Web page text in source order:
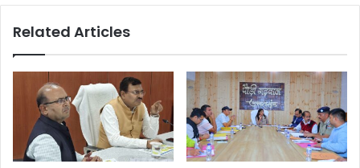
Related Articles